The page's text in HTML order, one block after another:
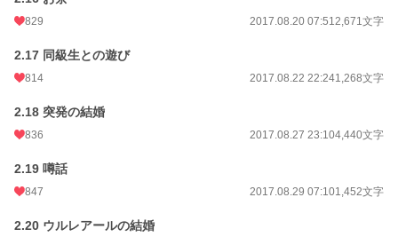
829 2017.08.20 07:512,671文字
2.17 同級生との遊び
814 2017.08.22 22:241,268文字
2.18 突発の結婚
836 2017.08.27 23:104,440文字
2.19 噂話
847 2017.08.29 07:101,452文字
2.20 ウルレアールの結婚